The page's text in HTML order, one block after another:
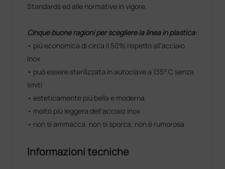
Standards ed alle normative in vigore.
Cinque buone ragioni per scegliere la linea in plastica:
• più economica di circa il 50% rispetto all'acciaio
inox
• può essere sterilizzata in autoclave a 135° C senza
limiti
• esteticamente più bella e moderna
• molto più leggera dell'acciaio inox
• non si ammacca, non si sporca, non è rumorosa
Informazioni tecniche